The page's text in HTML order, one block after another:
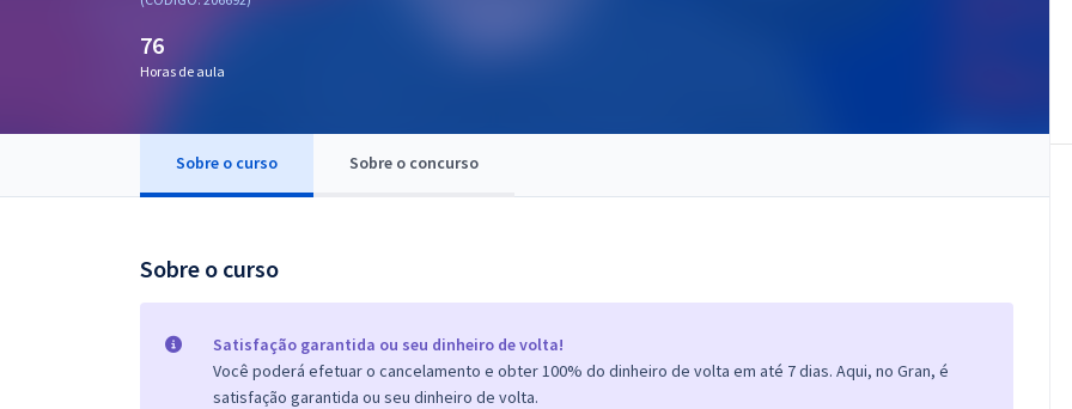
OAB
76
Horas de aula
Sobre o curso Sobre o concurso
Sobre o curso
Satisfação garantida ou seu dinheiro de volta!
Você poderá efetuar o cancelamento e obter 100% do dinheiro de volta em até 7 dias. Aqui, no Gran, é
satisfação garantida ou seu dinheiro de volta.